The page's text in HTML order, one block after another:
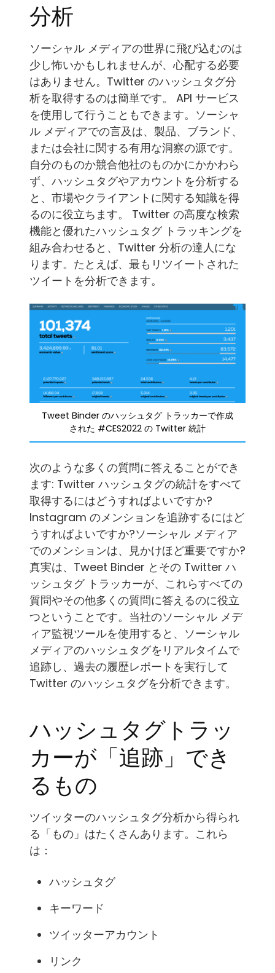
分析
ソーシャル メディアの世界に飛び込むのは
少し怖いかもしれませんが、心配する必要
はありません。Twitter のハッシュタグ分
析を取得するのは簡単です。 API サービス
を使用して行うこともできます。ソーシャ
ル メディアでの言及は、製品、ブランド、
または会社に関する有用な洞察の源です。
自分のものか競合他社のものかにかかわら
ず、ハッシュタグやアカウントを分析する
と、市場やクライアントに関する知識を得
るのに役立ちます。 Twitter の高度な検索
機能と優れたハッシュタグ トラッキングを
組み合わせると、Twitter 分析の達人にな
ります。たとえば、最もリツイートされた
ツイートを分析できます。
Tweet Binder のハッシュタグ トラッカーで作成
された #CES2022 の Twitter 統計
次のような多くの質問に答えることができ
ます: Twitter ハッシュタグの統計をすべて
取得するにはどうすればよいですか?
Instagram のメンションを追跡するにはど
うすればよいですか?ソーシャル メディア
でのメンションは、見かけほど重要ですか?
真実は、Tweet Binder とその Twitter ハ
ッシュタグ トラッカーが、これらすべての
質問やその他多くの質問に答えるのに役立
つということです。当社のソーシャル メデ
ィア監視ツールを使用すると、ソーシャル
メディアのハッシュタグをリアルタイムで
追跡し、過去の履歴レポートを実行して
Twitter のハッシュタグを分析できます。
ハッシュタグトラッ
カーが「追跡」でき
るもの
ツイッターのハッシュタグ分析から得られ
る「もの」はたくさんあります。これら
は：
ハッシュタグ
キーワード
ツイッターアカウント
リンク